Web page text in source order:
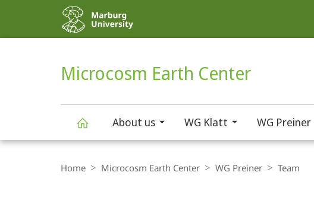
HIGH-CONTRAST VERSION
SEARCH
Microcosm Earth Center
About us WG Klatt WG Preiner
Navigation
Home Microcosm Earth Center WG Preiner Team